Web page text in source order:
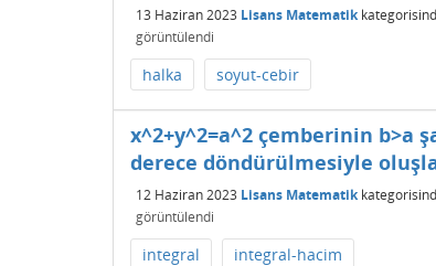
13 Haziran 2023 Lisans Matematik
görüntülendi
halka soyut-cebir
x^2+y^2=a^2 çemberinin b>a
derece döndürülmesiyle
12 Haziran 2023 Lisans Matematik
görüntülendi
integral integral-hacim